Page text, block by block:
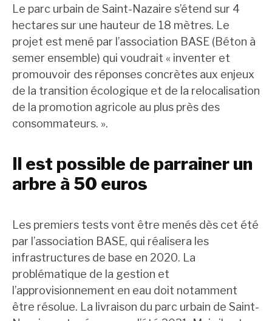
Le parc urbain de Saint-Nazaire s’étend sur 4
hectares sur une hauteur de 18 mètres. Le
projet est mené par l’association BASE (Béton à
semer ensemble) qui voudrait « inventer et
promouvoir des réponses concrètes aux enjeux
de la transition écologique et de la relocalisation
de la promotion agricole au plus près des
consommateurs. ».
Il est possible de parrainer un
arbre à 50 euros
Les premiers tests vont être menés dès cet été
par l’association BASE, qui réalisera les
infrastructures de base en 2020. La
problématique de la gestion et
l’approvisionnement en eau doit notamment
être résolue. La livraison du parc urbain de Saint-